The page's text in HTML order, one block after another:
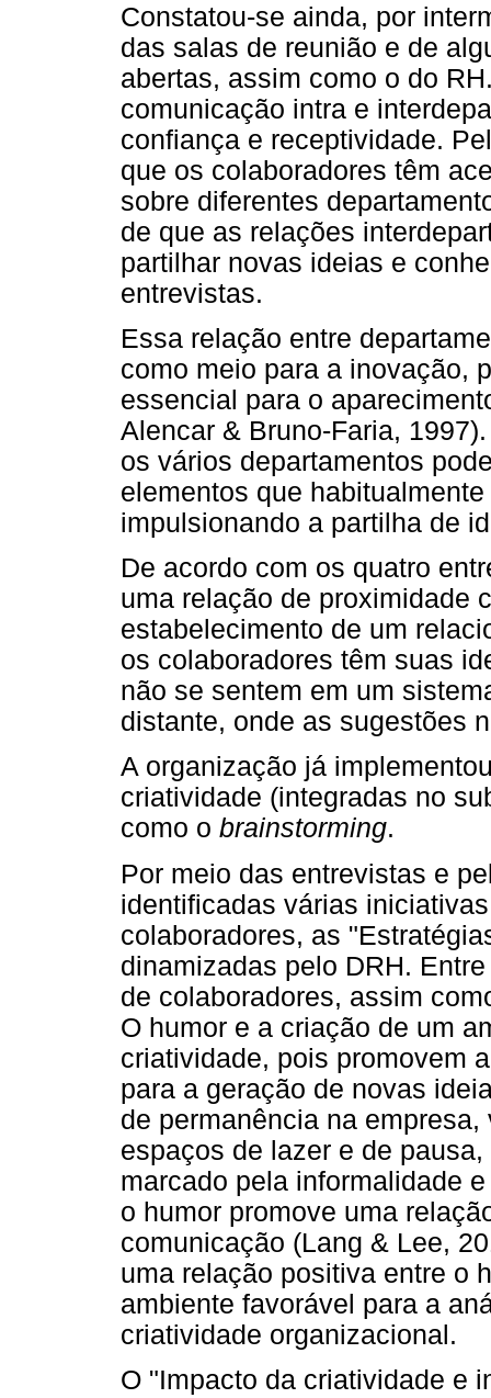
Constatou-se ainda, por
das salas de reunião e de
abertas, assim como o do
comunicação intra e
confiança e receptividade.
que os colaboradores têm
sobre diferentes
de que as relações
partilhar novas ideias e
entrevistas.
Essa relação entre
como meio para a inovação,
essencial para o
Alencar & Bruno-Faria,
os vários departamentos
elementos que
impulsionando a partilha de
De acordo com os quatro
uma relação de proximidade
estabelecimento de um
os colaboradores têm suas
não se sentem em um
distante, onde as sugestões
A organização já
criatividade (integradas no
como o brainstorming.
Por meio das entrevistas e
identificadas várias
colaboradores, as
dinamizadas pelo DRH.
de colaboradores, assim
O humor e a criação de um
criatividade, pois promovem
para a geração de novas
de permanência na
espaços de lazer e de
marcado pela informalidade
o humor promove uma
comunicação (Lang & Lee,
uma relação positiva entre o
ambiente favorável para a
criatividade organizacional.
O "Impacto da criatividade e